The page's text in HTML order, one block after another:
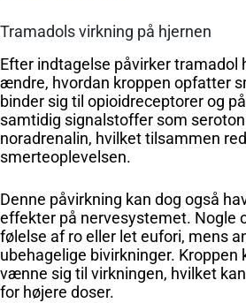
Tramadols virkning på hjernen
Efter indtagelse påvirker tramadol
ændre, hvordan kroppen opfatter
binder sig til opioidreceptorer og
samtidig signalstoffer som
noradrenalin, hvilket tilsammen
smerteoplevelsen.
Denne påvirkning kan dog også
effekter på nervesystemet. Nogle
følelse af ro eller let eufori, mens
ubehagelige bivirkninger. Kroppen
vænne sig til virkningen, hvilket
for højere doser.